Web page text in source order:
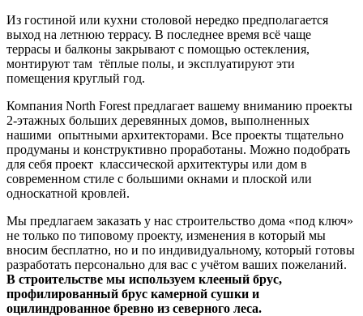
Из гостиной или кухни столовой нередко предполагается
выход на летнюю террасу. В последнее время всё чаще
террасы и балконы закрывают с помощью остекления,
монтируют там тёплые полы, и эксплуатируют эти
помещения круглый год.
Компания North Forest предлагает вашему вниманию проекты
2-этажных больших деревянных домов, выполненных
нашими опытными архитекторами. Все проекты тщательно
продуманы и конструктивно проработаны. Можно подобрать
для себя проект классической архитектуры или дом в
современном стиле с большими окнами и плоской или
односкатной кровлей.
Мы предлагаем заказать у нас строительство дома «под ключ»
не только по типовому проекту, изменения в который мы
вносим бесплатно, но и по индивидуальному, который готовы
разработать персонально для вас с учётом ваших пожеланий.
В строительстве мы используем клееный брус,
профилированный брус камерной сушки и
оцилиндрованное бревно из северного леса.